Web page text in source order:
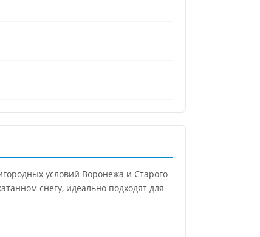
условий Воронежа и Старого
снегу, идеально подходят для